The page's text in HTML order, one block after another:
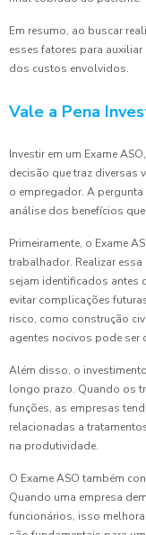
Em resumo, ao buscar
esses fatores para
dos custos envolvidos.
Vale a Pena
Investir em um Exame
decisão que traz diversas
o empregador. A
análise dos benefícios
Primeiramente, o Exame
trabalhador. Realizar
sejam identificados antes
evitar complicações
risco, como construção
agentes nocivos pode ser
Além disso, o
longo prazo. Quando os
funções, as empresas
relacionadas a
na produtividade.
O Exame ASO também
Quando uma empresa
funcionários, isso